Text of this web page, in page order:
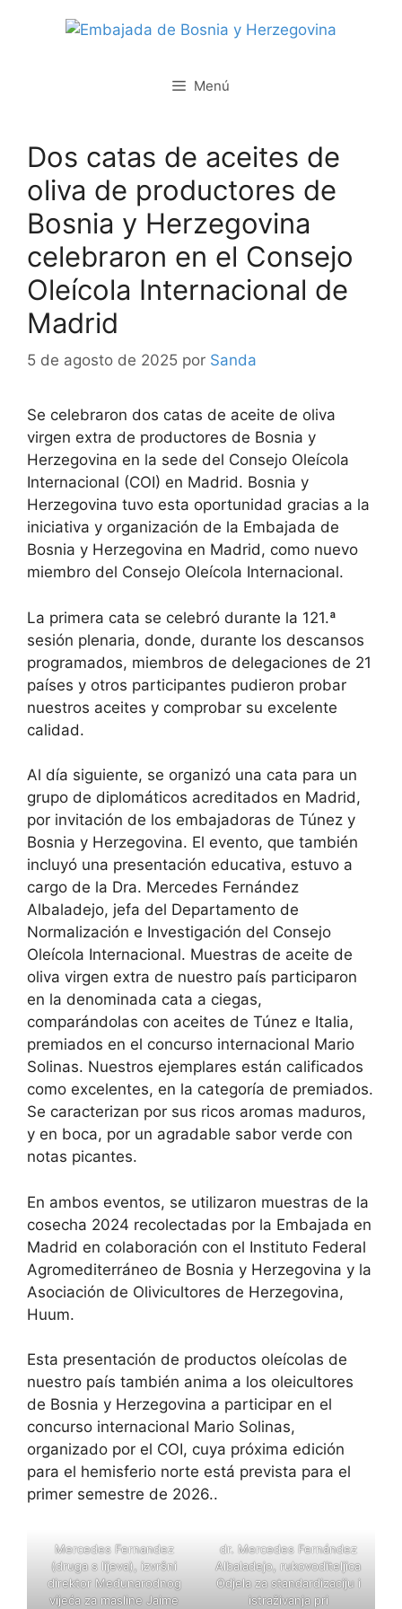
Menú
Dos catas de aceites de
oliva de productores de
Bosnia y Herzegovina
celebraron en el Consejo
Oleícola Internacional de
Madrid
5 de agosto de 2025 por Sanda
Se celebraron dos catas de aceite de oliva
virgen extra de productores de Bosnia y
Herzegovina en la sede del Consejo Oleícola
Internacional (COI) en Madrid. Bosnia y
Herzegovina tuvo esta oportunidad gracias a la
iniciativa y organización de la Embajada de
Bosnia y Herzegovina en Madrid, como nuevo
miembro del Consejo Oleícola Internacional.
La primera cata se celebró durante la 121.ª
sesión plenaria, donde, durante los descansos
programados, miembros de delegaciones de 21
países y otros participantes pudieron probar
nuestros aceites y comprobar su excelente
calidad.
Al día siguiente, se organizó una cata para un
grupo de diplomáticos acreditados en Madrid,
por invitación de los embajadoras de Túnez y
Bosnia y Herzegovina. El evento, que también
incluyó una presentación educativa, estuvo a
cargo de la Dra. Mercedes Fernández
Albaladejo, jefa del Departamento de
Normalización e Investigación del Consejo
Oleícola Internacional. Muestras de aceite de
oliva virgen extra de nuestro país participaron
en la denominada cata a ciegas,
comparándolas con aceites de Túnez e Italia,
premiados en el concurso internacional Mario
Solinas. Nuestros ejemplares están calificados
como excelentes, en la categoría de premiados.
Se caracterizan por sus ricos aromas maduros,
y en boca, por un agradable sabor verde con
notas picantes.
En ambos eventos, se utilizaron muestras de la
cosecha 2024 recolectadas por la Embajada en
Madrid en colaboración con el Instituto Federal
Agromediterráneo de Bosnia y Herzegovina y la
Asociación de Olivicultores de Herzegovina,
Huum.
Esta presentación de productos oleícolas de
nuestro país también anima a los oleicultores
de Bosnia y Herzegovina a participar en el
concurso internacional Mario Solinas,
organizado por el COI, cuya próxima edición
para el hemisferio norte está prevista para el
primer semestre de 2026..
Mercedes Fernandez
(druga s lijeva), izvršni
direktor Međunarodnog
vijeća za masline Jaime
dr. Mercedes Fernández
Albaladejo, rukovoditeljica
Odjela za standardizaciju i
istraživanja pri